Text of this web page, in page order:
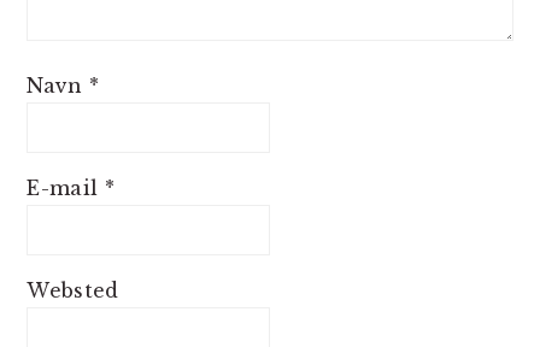
Navn *
E-mail *
Websted